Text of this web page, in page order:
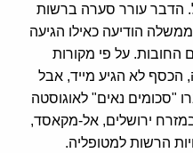
הדבר עורר סערה ברשות
הודיעה כאילו הגיעה
על פי מקורות
הכסף לא הגיע מייד, אבל
"סכומים נאים" לאוגוסטה
במזרח ירושלים, אל-מקאסד,
הרשות למטופליה.